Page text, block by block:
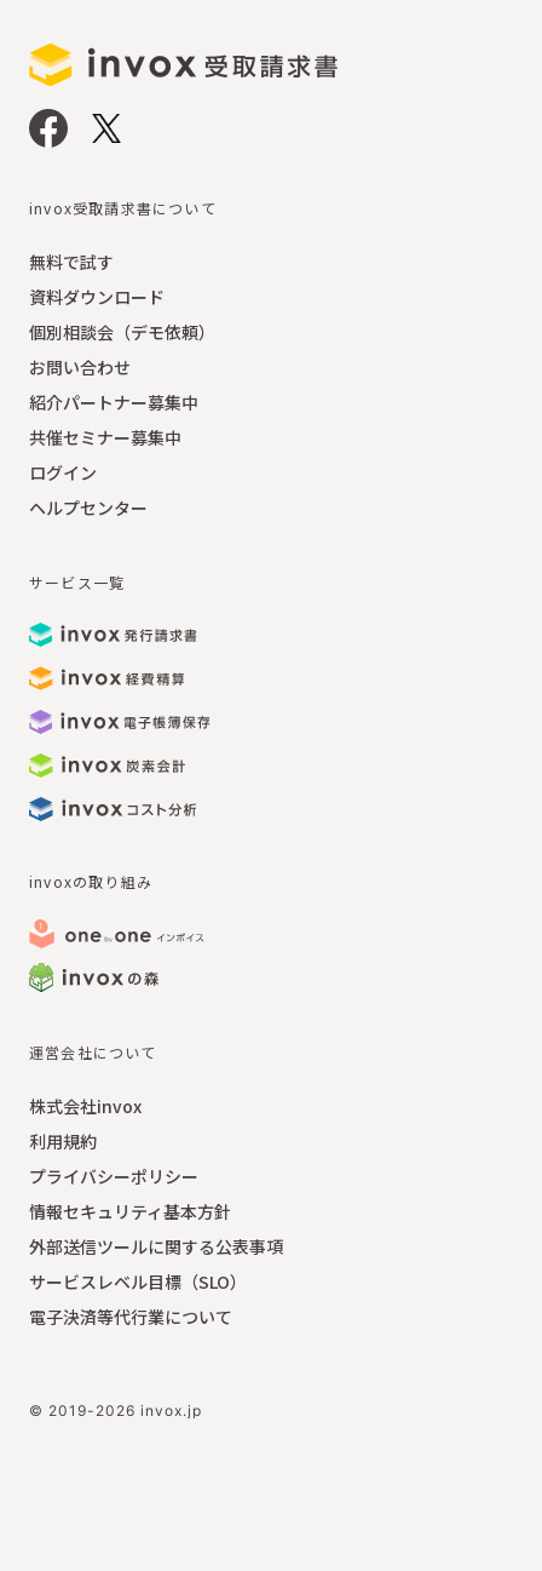
invox受取請求書について
無料で試す
資料ダウンロード
個別相談会（デモ依頼）
お問い合わせ
紹介パートナー募集中
共催セミナー募集中
ログイン
ヘルプセンター
サービス一覧
invoxの取り組み
運営会社について
株式会社invox
利用規約
プライバシーポリシー
情報セキュリティ基本方針
外部送信ツールに関する公表事項
サービスレベル目標（SLO）
電子決済等代行業について
© 2019-2026 invox.jp